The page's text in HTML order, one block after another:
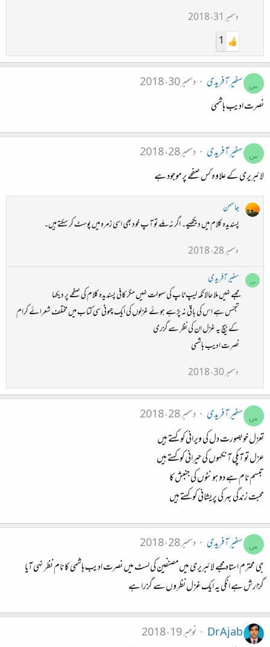
دسمبر 31، 2018
1
س سفیر آفریدی
دسمبر 30، 2018
نصرت ادیب ہاشمی
س سفیر آفریدی
دسمبر 28، 2018
لائبریری کے علاوہ کس صفحے پر موجود ہے
جاسمن
پسندیدہ کلام میں دیکھیے۔ اگر نہ ملے تو آپ خود بھی اسی زمرہ میں پوسٹ کر سکتے ہیں۔
دسمبر 28، 2018
س
سفیر آفریدی
مجهے نہیں ملا حالانکہ لیپ ٹاپ کی سہولت نہیں مگر کافی پسندیدہ کلام کی صفحے پر دیکها
تجسّس ہے اس کی باقی نہ پڑهے ہوئے غزلوں کی ایک چهوٹی سی کتاب میں مختلف شعرائے کرام
کے بیچ یہ غزل ان کی نظر سے گزری
نصرت ادیب ہاشمی
دسمبر 30، 2018
س سفیر آفریدی
دسمبر 28، 2018
تعزل خوبصورت دل کی ویرانی کو کہتے ہیں
عزل تو آپکی آنکهوں کی حیرانی کو کہتے ہیں
تبسم نام ہے دو ہونٹوں کی جنبش کا
محبت زندگی بهر کی پریشانی کو کہتے ہیں
س سفیر آفریدی
دسمبر 28، 2018
جی محترم استاد مجهے لائبریری میں مصنفین کی لسٹ میں نصرت ادیب ہاشمی کا نام نظر نہی آیا
گزارش ہے انکی یہ ایک غزل نظروں سے گزرا ہے
Dr Ajab
نومبر 19، 2018